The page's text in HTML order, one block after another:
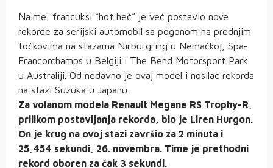
Naime, francuksi “hot heč” je već postavio nove
rekorde za serijski automobil sa pogonom na prednjim
točkovima na stazama Nirburgring u Nemačkoj, Spa-
Francorchamps u Belgiji i The Bend Motorsport Park
u Australiji. Od nedavno je ovaj model i nosilac rekorda
na stazi Suzuka u Japanu.
Za volanom modela Renault Megane RS Trophy-R,
prilikom postavljanja rekorda, bio je Liren Hurgon.
On je krug na ovoj stazi završio za 2 minuta i
25,454 sekundi, 26. novembra. Time je prethodni
rekord oboren za čak 3 sekundi.